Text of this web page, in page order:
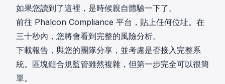
如果您讀到了這裡，是時候親自體驗一下了。
前往 Phalcon Compliance 平台 ，貼上任何位址。在
三十秒內，您將會看到完整的風險分析。
下載報告，與您的團隊分享，並考慮是否接入完整系
統。區塊鏈合規監管雖然複雜，但第一步完全可以很簡
單。